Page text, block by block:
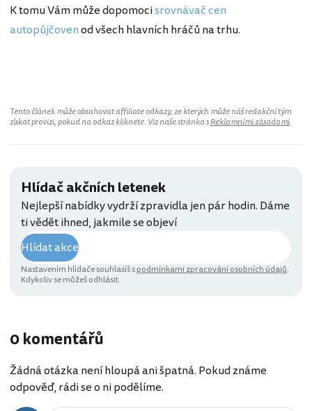
K tomu Vám může dopomocisrovnávač cen
autopůjčovenod všech hlavních hráčů na trhu.
Tento článek může obsahovat affiliate odkazy, ze kterých může náš redakční tým
získat provizi, pokud na odkaz kliknete. Viz naše stránka sReklamními zásadami.
Hlídač akčních letenek
Nejlepší nabídky vydrží zpravidla jen pár hodin. Dáme
ti vědět ihned, jakmile se objeví
Hlídat akce
Nastavením hlídače souhlasíš spodmínkami zpracování osobních údajů.
Kdykoliv se můžeš odhlásit.
0 komentářů
Žádná otázka není hloupá ani špatná. Pokud známe
odpověď, rádi se o ni podělíme.